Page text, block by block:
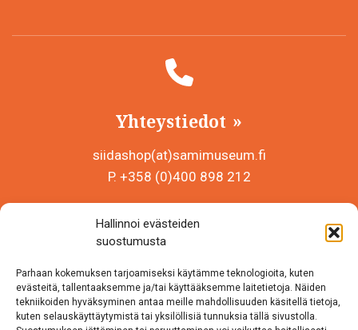
Hallinnoi evästeiden
suostumusta
Parhaan kokemuksen tarjoamiseksi käytämme teknologioita, kuten
evästeitä, tallentaaksemme ja/tai käyttääksemme laitetietoja. Näiden
tekniikoiden hyväksyminen antaa meille mahdollisuuden käsitellä tietoja,
kuten selauskäyttäytymistä tai yksilöllisiä tunnuksia tällä sivustolla.
Yhteystiedot
siidashop(at)samimuseum.fi
P. +358 (0)400 898 212
Y-tunnus 0625907-2
Inarintie 46
99870 Inari